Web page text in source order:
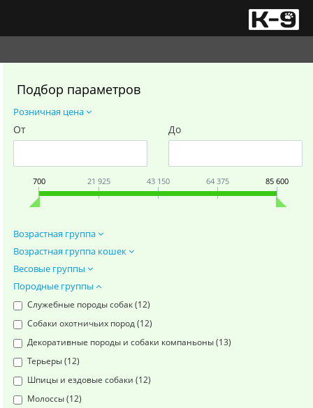
Подбор параметров
Розничная цена
От До
700 21 925 43 150 64 375 85 600
Возрастная группа
Возрастная группа кошек
Весовые группы
Породные группы
Служебные породы собак (12)
Собаки охотничьих пород (12)
Декоративные породы и собаки компаньоны (13)
Терьеры (12)
Шпицы и ездовые собаки (12)
Молоссы (12)